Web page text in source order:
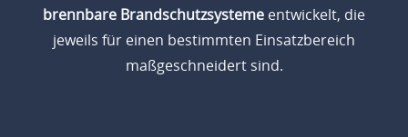
brennbare Brandschutzsysteme entwickelt, die
jeweils für einen bestimmten Einsatzbereich
maßgeschneidert sind.